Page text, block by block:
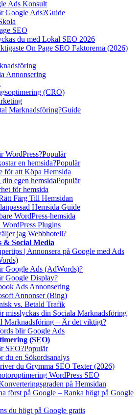
Ads Konsult
Google Ads?Guide
SEO
du med Lokal SEO 2026
On Page SEO Faktorerna (2026)
Annonsering
(CRO)
Marknadsföring?Guide
WordPress?Populär
en hemsida?Populär
för att Köpa Hemsida
egen hemsidaPopulär
för hemsida
Färg Till Hemsidan
Hemsida Guide
WordPress-hemsida
WordPress Plugins
jag Webbhotell?
& Social Media
| Annonsera på Google med Ads
Google Ads (AdWords)?
Google Display?
Ads Annonsering
Annonser (Bing)
vs. Betald Trafik
misslyckas din Sociala Marknadsföring
Marknadsföring – Är det viktigt?
blir Google Ads
(SEO)
SEO?Populär
du en Sökordsanalys
du Grymma SEO Texter (2026)
WordPress SEO
på Hemsidan
först på Google – Ranka högt på Google
du högt på Google gratis